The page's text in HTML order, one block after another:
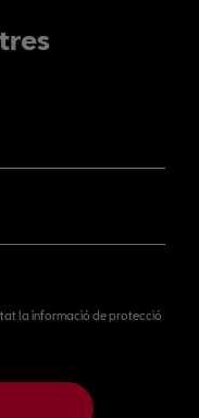
la informació de protecció